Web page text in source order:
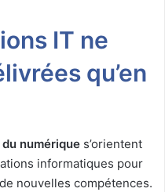
IT ne
qu’en
numérique s’orientent
informatiques pour
nouvelles compétences.